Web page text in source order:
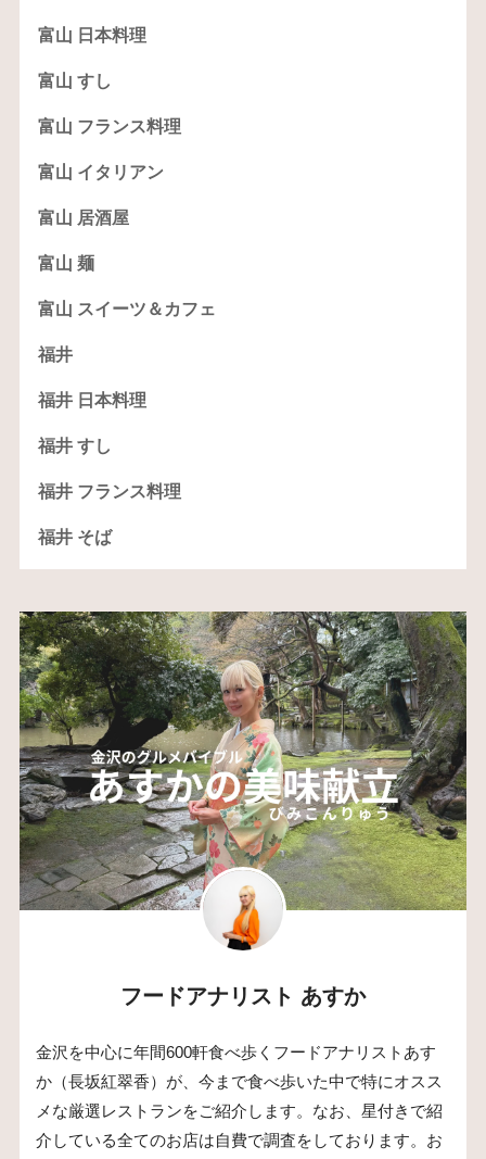
富山 日本料理
富山 すし
富山 フランス料理
富山 イタリアン
富山 居酒屋
富山 麺
富山 スイーツ＆カフェ
福井
福井 日本料理
福井 すし
福井 フランス料理
福井 そば
フードアナリスト あすか
金沢を中心に年間600軒食べ歩くフードアナリストあす
か（長坂紅翠香）が、今まで食べ歩いた中で特にオスス
メな厳選レストランをご紹介します。なお、星付きで紹
介している全てのお店は自費で調査をしております。お